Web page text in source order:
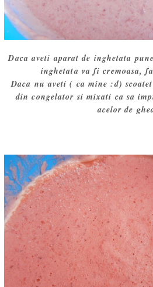
Daca aveti aparat de inghetata
inghetata va fi cremoasa,
Daca nu aveti ( ca mine :d)
din congelator si mixati ca sa
acelor de